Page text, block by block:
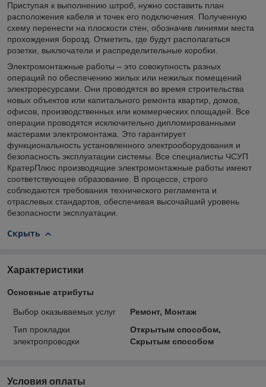
Приступая к выполнению штроб, нужно составить план
расположения кабеля и точек его подключения. Полученную
схему перенести на плоскости стен, обозначив линиями места
прохождения борозд. Отметить, где будут располагаться
розетки, выключатели и распределительные коробки.
Электромонтажные работы – это совокупность разных
операций по обеспечению жилых или нежилых помещений
электроресурсами. Они проводятся во время строительства
новых объектов или капитального ремонта квартир, домов,
офисов, производственных или коммерческих площадей. Все
операции проводятся исключительно дипломированными
мастерами электромонтажа. Это гарантирует
функциональность установленного электрооборудования и
безопасность эксплуатации системы. Все специалисты ЧСУП
КратерПлюс производящие электромонтажные работы имеют
соответствующее образование. В процессе, строго
соблюдаются требования технического регламента и
отраслевых стандартов, обеспечивая высочайший уровень
безопасности эксплуатации.
Скрыть
Характеристики
Основные атрибуты
Выбор оказываемых услуг
Ремонт, Монтаж
Тип прокладки
электропроводки
Открытым способом,
Скрытым способом
Условия оплаты